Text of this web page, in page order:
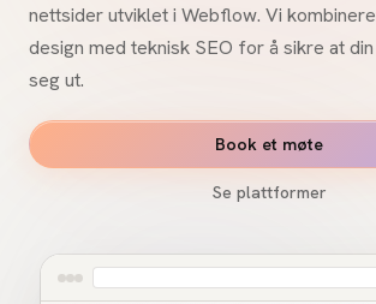
nettsider utviklet i Webflow. Vi
design med teknisk SEO for å sikre at
seg ut.
Book et møte
Se plattformer